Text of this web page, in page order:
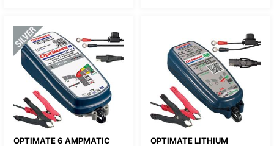
OPTIMATE 6 AMPMATIC
OPTIMATE LITHIUM